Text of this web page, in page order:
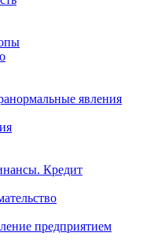
явления
Кредит
предприятием